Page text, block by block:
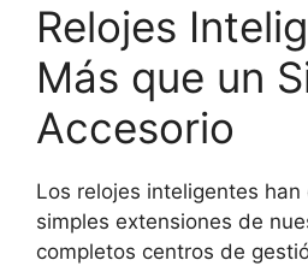
Relojes
Más que un
Accesorio
Los relojes inteligentes
simples extensiones de
completos centros de